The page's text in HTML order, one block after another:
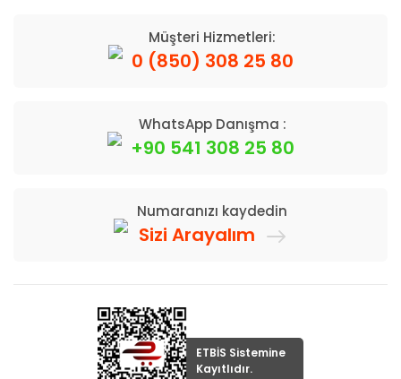
Müşteri Hizmetleri:
0 (850) 308 25 80
WhatsApp Danışma :
+90 541 308 25 80
Numaranızı kaydedin
Sizi Arayalım
ETBİS Sistemine
Kayıtlıdır.